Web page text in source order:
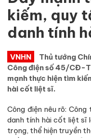
kiếm, quy
danh tính
VNHN
Thủ tướng
Công điện số 45/CĐ-
mạnh thực hiện tìm
hài cốt liệt sĩ.
Công điện nêu rõ:
danh tính hài cốt liệt sĩ
trọng, thể hiện truyền